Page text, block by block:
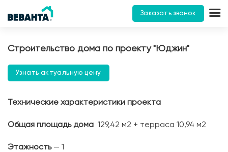
Заказать звонок
Строительство дома по проекту "Юджин"
Узнать актуальную цену
Технические характеристики проекта
Общая площадь дома 129,42 м2 + терраса 10,94 м2
Этажность— 1